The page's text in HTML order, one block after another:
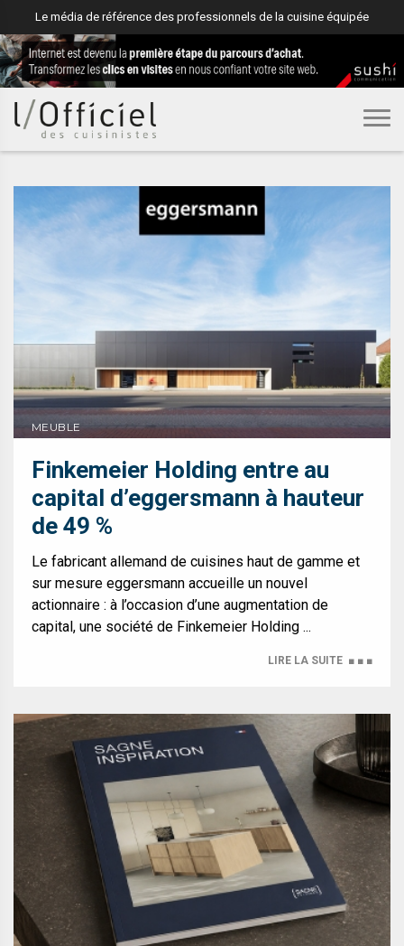
Le média de référence des professionnels de la cuisine équipée
MEUBLE
Finkemeier Holding entre au
capital d’eggersmann à hauteur
de 49 %
Le fabricant allemand de cuisines haut de gamme et
sur mesure eggersmann accueille un nouvel
actionnaire : à l’occasion d’une augmentation de
capital, une société de Finkemeier Holding ...
LIRE LA SUITE ■ ■ ■